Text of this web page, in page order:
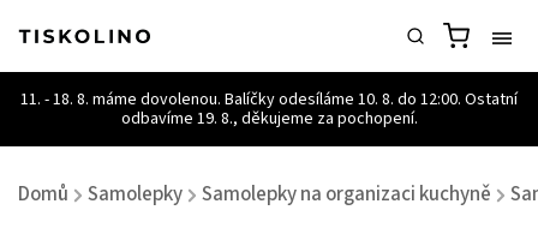
Domů / Samolepky / Samolepky na organizaci kuchyně /